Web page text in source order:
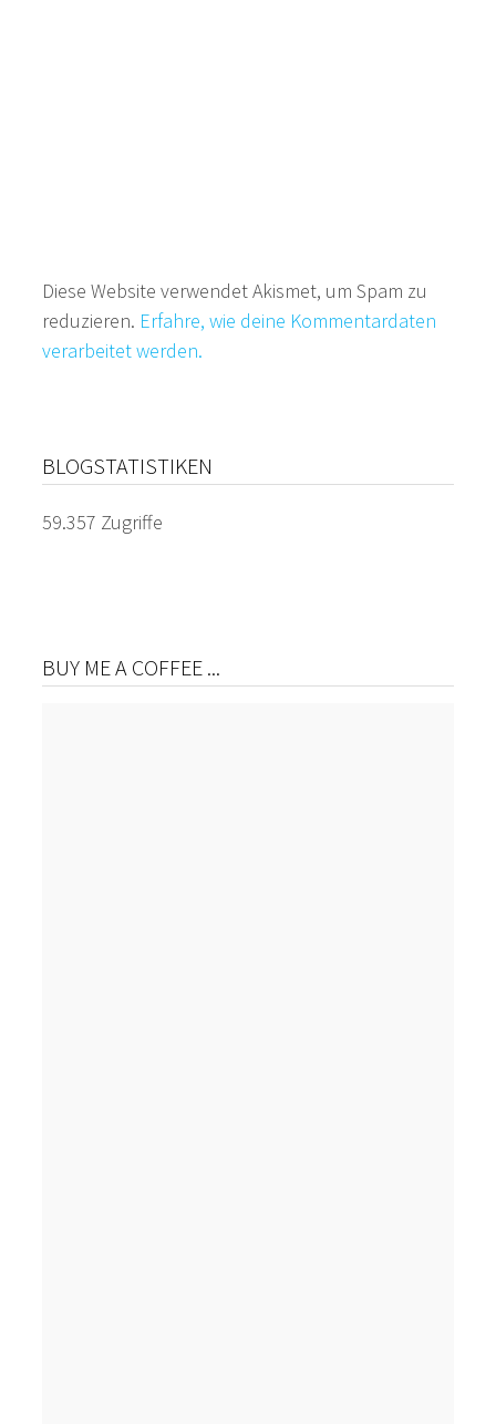
Diese Website verwendet Akismet, um Spam zu
reduzieren. Erfahre, wie deine Kommentardaten
verarbeitet werden.
BLOGSTATISTIKEN
59.357 Zugriffe
BUY ME A COFFEE ...